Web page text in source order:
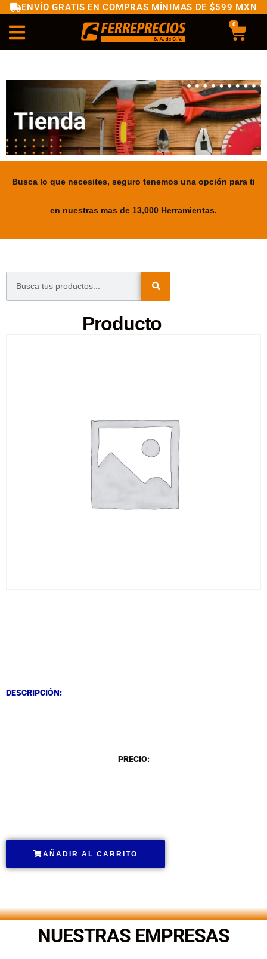
ENVÍO GRATIS EN COMPRAS MÍNIMAS DE $599 MXN
0
Busca lo que necesites, seguro tenemos una opción para ti
en nuestras mas de 13,000 Herramientas.
Producto
DESCRIPCIÓN:
PRECIO:
AÑADIR AL CARRITO
NUESTRAS EMPRESAS